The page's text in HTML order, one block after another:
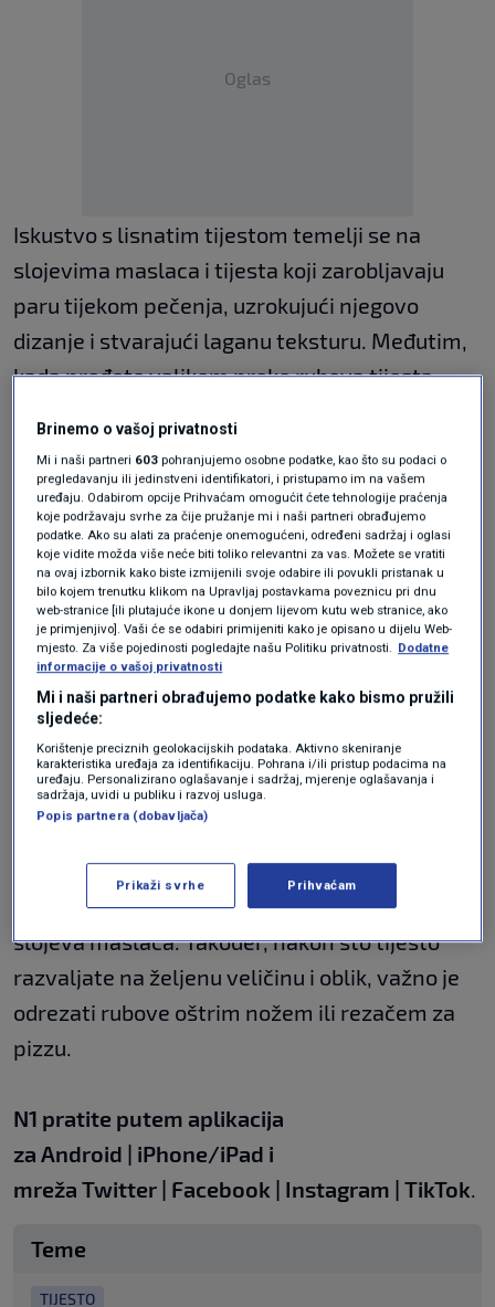
Oglas
Iskustvo s lisnatim tijestom temelji se na
slojevima maslaca i tijesta koji zarobljavaju
paru tijekom pečenja, uzrokujući njegovo
dizanje i stvarajući laganu teksturu. Međutim,
kada pređete valjkom preko rubova tijesta,
zapečaćujete. To sprječava paru da ispravno
cirkulira i može rezultirati gustom,
spljoštenom teksturom – suprotnim od onoga
što želite postići. Da biste to izbjegli, tijesto
lagano razvaljajte valjkom i pazite da ne
prelazite preko rubova, pišedaily meal.
Ako koristite zamrznuto lisnatotijesto ,
pobrinite se da se potpuno odmrzne prije
valjanja. Počnite od sredine i valjajte prema
van, ali ne prelazite preko rubova kako biste
očuvali strukturu slojeva.
Tijekom ovog postupka važno je održavati
tijesto hladnim kako bi se sačuvao integritet
slojeva maslaca. Također, nakon što tijesto
razvaljate na željenu veličinu i oblik, važno je
odrezati rubove oštrim nožem ili rezačem za
pizzu.
N1 pratite putem aplikacija
za Android iPhone/iPad i
mreža Twitter Facebook Instagram TikTok.
Teme
TIJESTO
Brinemo o vašoj privatnosti
Mi i naši partneri 603 pohranjujemo osobne podatke, kao što su podaci o
pregledavanju ili jedinstveni identifikatori, i pristupamo im na vašem
uređaju. Odabirom opcije Prihvaćam omogućit ćete tehnologije praćenja
koje podržavaju svrhe za čije pružanje mi i naši partneri obrađujemo
podatke. Ako su alati za praćenje onemogućeni, određeni sadržaj i oglasi
koje vidite možda više neće biti toliko relevantni za vas. Možete se vratiti
na ovaj izbornik kako biste izmijenili svoje odabire ili povukli pristanak u
bilo kojem trenutku klikom na Upravljaj postavkama poveznicu pri dnu
web-stranice [ili plutajuće ikone u donjem lijevom kutu web stranice, ako
je primjenjivo]. Vaši će se odabiri primijeniti kako je opisano u dijelu Web-
mjesto. Za više pojedinosti pogledajte našu Politiku privatnosti.
Dodatne
informacije o vašoj privatnosti
Mi i naši partneri obrađujemo podatke kako bismo pružili
sljedeće:
Korištenje preciznih geolokacijskih podataka. Aktivno skeniranje
karakteristika uređaja za identifikaciju. Pohrana i/ili pristup podacima na
uređaju. Personalizirano oglašavanje i sadržaj, mjerenje oglašavanja i
sadržaja, uvidi u publiku i razvoj usluga.
Popis partnera (dobavljača)
Prikaži svrhe Prihvaćam